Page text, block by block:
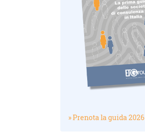
» Prenota la guida 2026